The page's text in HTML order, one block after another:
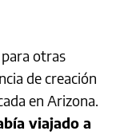
otras
de creación
en Arizona.
viajado a